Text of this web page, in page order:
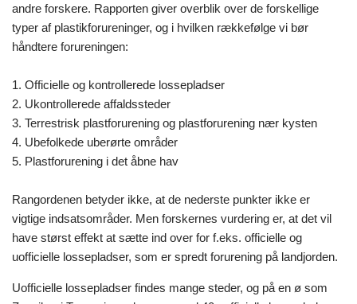
andre forskere. Rapporten giver overblik over de forskellige
typer af plastikforureninger, og i hvilken rækkefølge vi bør
håndtere forureningen:
1. Officielle og kontrollerede lossepladser
2. Ukontrollerede affaldssteder
3. Terrestrisk plastforurening og plastforurening nær kysten
4. Ubefolkede uberørte områder
5. Plastforurening i det åbne hav
Rangordenen betyder ikke, at de nederste punkter ikke er
vigtige indsatsområder. Men forskernes vurdering er, at det vil
have størst effekt at sætte ind over for f.eks. officielle og
uofficielle lossepladser, som er spredt forurening på landjorden.
Uofficielle lossepladser findes mange steder, og på en ø som